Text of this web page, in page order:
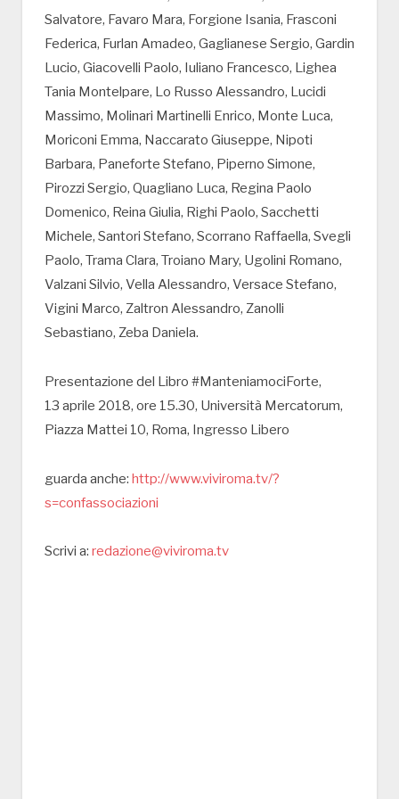
Salvatore, Favaro Mara, Forgione Isania, Frasconi
Federica, Furlan Amadeo, Gaglianese Sergio, Gardin
Lucio, Giacovelli Paolo, Iuliano Francesco, Lighea
Tania Montelpare, Lo Russo Alessandro, Lucidi
Massimo, Molinari Martinelli Enrico, Monte Luca,
Moriconi Emma, Naccarato Giuseppe, Nipoti
Barbara, Paneforte Stefano, Piperno Simone,
Pirozzi Sergio, Quagliano Luca, Regina Paolo
Domenico, Reina Giulia, Righi Paolo, Sacchetti
Michele, Santori Stefano, Scorrano Raffaella, Svegli
Paolo, Trama Clara, Troiano Mary, Ugolini Romano,
Valzani Silvio, Vella Alessandro, Versace Stefano,
Vigini Marco, Zaltron Alessandro, Zanolli
Sebastiano, Zeba Daniela.
Presentazione del Libro #ManteniamociForte,
13 aprile 2018, ore 15.30, Università Mercatorum,
Piazza Mattei 10, Roma, Ingresso Libero
guarda anche: http://www.viviroma.tv/?
s=confassociazioni
Scrivi a: redazione@viviroma.tv